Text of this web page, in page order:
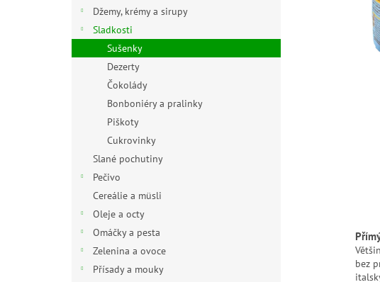
Džemy, krémy a sirupy
Sladkosti
Sušenky
Dezerty
Čokolády
Bonboniéry a pralinky
Piškoty
Cukrovinky
Slané pochutiny
Pečivo
Cereálie a müsli
Oleje a octy
Omáčky a pesta
Zelenina a ovoce
Přísady a mouky
bez